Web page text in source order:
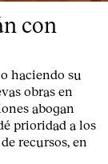
con
haciendo su
obras en
abogan
prioridad a los
recursos, en